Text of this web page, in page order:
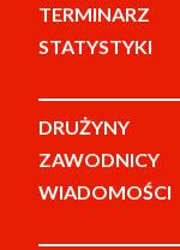
TERMINARZ
STATYSTYKI
DRUŻYNY
ZAWODNICY
WIADOMOŚCI